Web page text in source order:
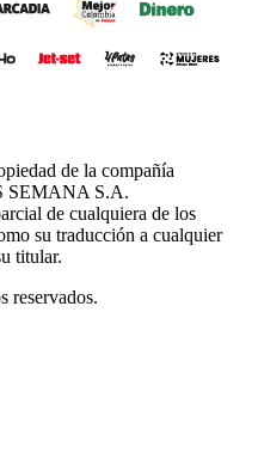
de la compañía
SEMANA S.A.
de cualquiera de los
su traducción a cualquier
titular.
reservados.